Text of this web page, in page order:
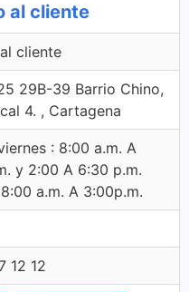
al cliente
cliente
29B-39 Barrio Chino,
4. , Cartagena
: 8:00 a.m. A
y 2:00 A 6:30 p.m.
a.m. A 3:00p.m.
12 12